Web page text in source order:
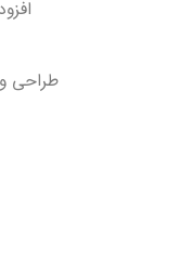
طراحی